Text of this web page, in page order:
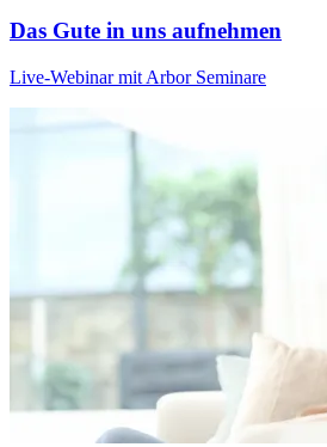
Das Gute in uns aufnehmen
Live-Webinar mit Arbor Seminare